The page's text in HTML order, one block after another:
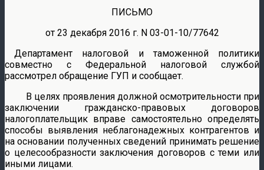
ПИСЬМО
от 23 декабря 2016 г. N 03-01-10/77642
Департамент налоговой и таможенной политики
совместно с Федеральной налоговой службой
рассмотрел обращение ГУП и сообщает.
В целях проявления должной осмотрительности при
заключении гражданско-правовых договоров
налогоплательщик вправе самостоятельно определять
способы выявления неблагонадежных контрагентов и
на основании полученных сведений принимать решение
о целесообразности заключения договоров с теми или
иными лицами.